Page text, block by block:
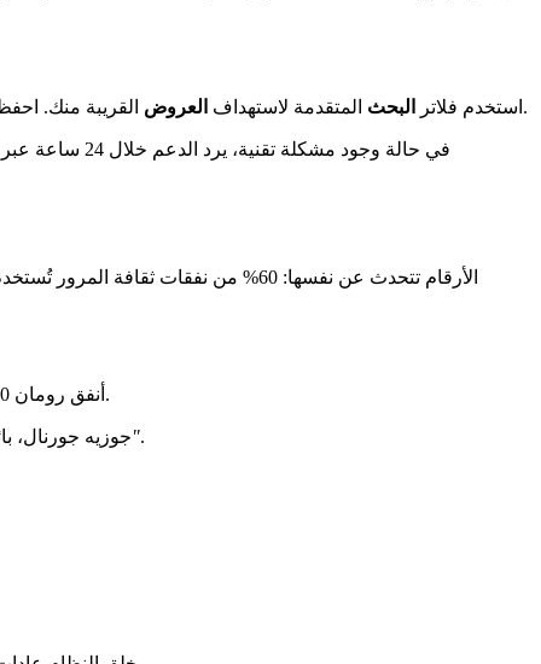
استخدم فلاتر البحث المتقدمة لاستهداف العروض القريبة منك. احفظ اكتشافاتك في قسم "المفضلات" للوصول إليها بنقرتين. نصيحة غير معروفة؟ تحقق بانتظام من علامة التبويب "الجديد" للعثور على الجواهر.
في حالة وجود مشكلة تقنية، يرد الدعم خلال 24 ساعة عبر الدردشة المدمجة. تذكر أيضًا التحقق من إعدادات الموقع للحصول على اقتراحات أكثر دقة. مع هذه الممارسات الجيدة، ستتحكم في
الأرقام تتحدث عن نفسها: 60% من نفقات ثقافة المرور تُستخدم لشراء
أنفق رومان 150 الثقافية المحلية.
جوزيه جورنال،ويوصون بالعناوين لبعضهم البعض".